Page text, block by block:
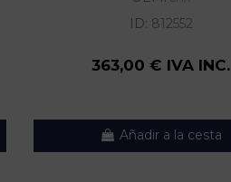
ID: 812552
363,00 € IVA INC.
Añadir a la cesta